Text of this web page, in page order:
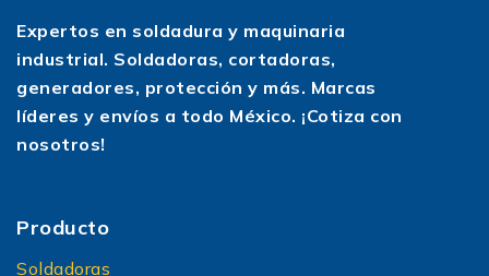
Expertos en soldadura y maquinaria
industrial. Soldadoras, cortadoras,
generadores, protección y más. Marcas
líderes y envíos a todo México. ¡Cotiza con
nosotros!
Producto
Soldadoras